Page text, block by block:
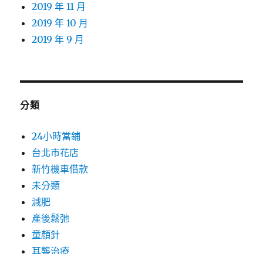
2019 年 11 月
2019 年 10 月
2019 年 9 月
分類
24小時當鋪
台北市花店
新竹機車借款
未分類
減肥
產後鬆弛
童顏針
耳聾治療